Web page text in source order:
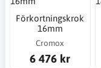
Förkortningskrok
16mm
Cromox
6 476 kr